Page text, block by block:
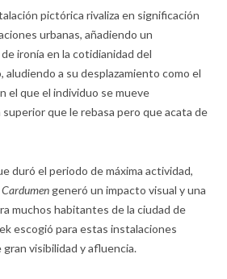
pictórica rivaliza en significación
urbanas, añadiendo un
ironía en la cotidianidad del
a su desplazamiento como el
el que el individuo se mueve
que le rebasa pero que acata de
duró el periodo de máxima actividad,
Cardumen generó un impacto visual y una
muchos habitantes de la ciudad de
escogió para estas instalaciones
visibilidad y afluencia.